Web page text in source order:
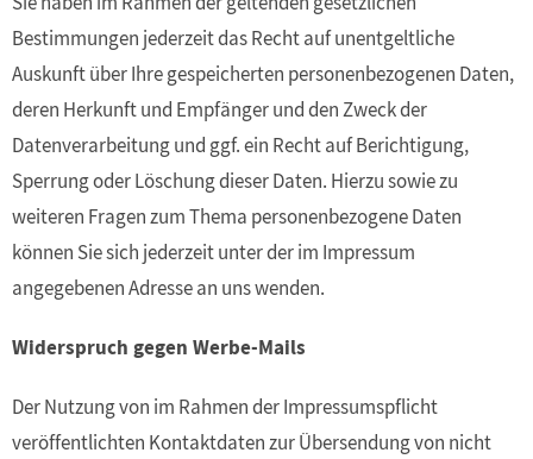
Bestimmungen jederzeit das Recht auf unentgeltliche
Auskunft über Ihre gespeicherten personenbezogenen Daten,
deren Herkunft und Empfänger und den Zweck der
Datenverarbeitung und ggf. ein Recht auf Berichtigung,
Sperrung oder Löschung dieser Daten. Hierzu sowie zu
weiteren Fragen zum Thema personenbezogene Daten
können Sie sich jederzeit unter der im Impressum
angegebenen Adresse an uns wenden.
Widerspruch gegen Werbe-Mails
Der Nutzung von im Rahmen der Impressumspflicht
veröffentlichten Kontaktdaten zur Übersendung von nicht